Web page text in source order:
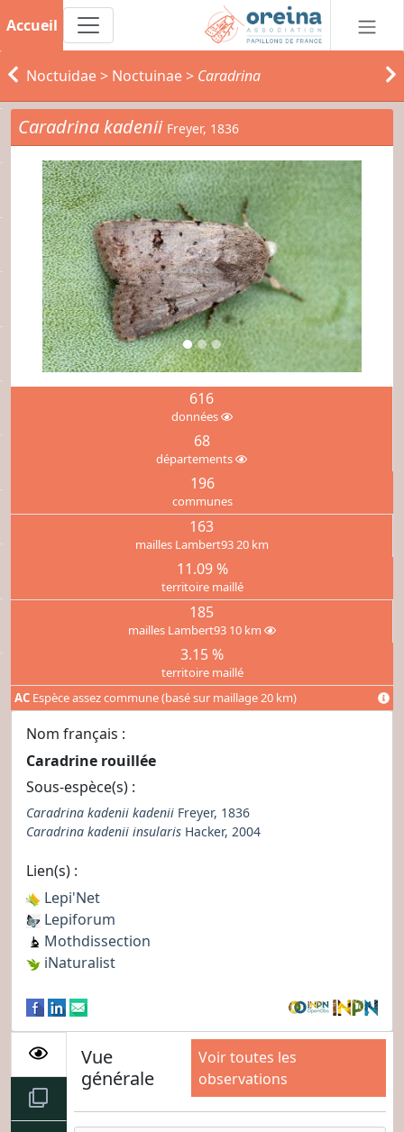
Accueil
Noctuidae> Noctuinae> Caradrina
Caradrina kadenii Freyer, 1836
616
données
68
départements
196
communes
163
mailles Lambert93 20 km
11.09 %
territoire maillé
185
mailles Lambert93 10 km
3.15 %
territoire maillé
AC Espèce assez commune (basé sur maillage 20 km)
Nom français :
Caradrine rouillée
Sous-espèce(s) :
Caradrina kadenii kadenii Freyer, 1836
Caradrina kadenii insularis Hacker, 2004
Lien(s) :
Lepi'Net
Lepiforum
Mothdissection
iNaturalist
Vue
générale
Voir toutes les
observations